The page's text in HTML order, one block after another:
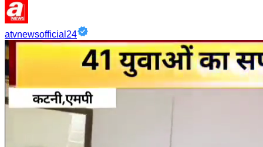
atvnewsofficial24